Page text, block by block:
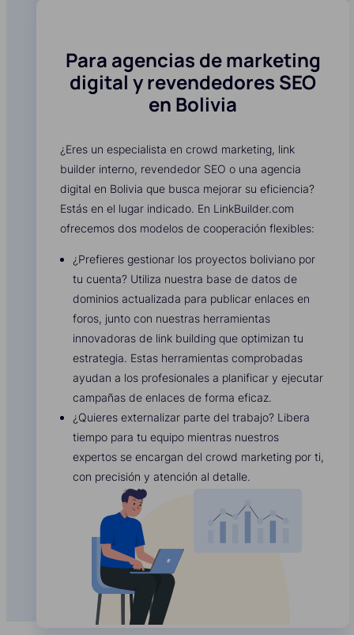
Para agencias de marketing
digital y revendedores SEO
en Bolivia
¿Eres un especialista en crowd marketing, link
builder interno, revendedor SEO o una agencia
digital en Bolivia que busca mejorar su eficiencia?
Estás en el lugar indicado. En LinkBuilder.com
ofrecemos dos modelos de cooperación flexibles:
¿Prefieres gestionar los proyectos boliviano por
tu cuenta? Utiliza nuestra base de datos de
dominios actualizada para publicar enlaces en
foros, junto con nuestras herramientas
innovadoras de link building que optimizan tu
estrategia. Estas herramientas comprobadas
ayudan a los profesionales a planificar y ejecutar
campañas de enlaces de forma eficaz.
¿Quieres externalizar parte del trabajo? Libera
tiempo para tu equipo mientras nuestros
expertos se encargan del crowd marketing por ti,
con precisión y atención al detalle.